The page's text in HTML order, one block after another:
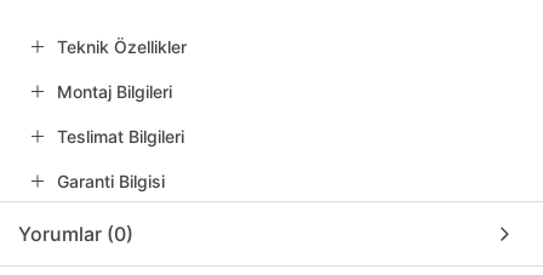
Teknik Özellikler
Montaj Bilgileri
Teslimat Bilgileri
Garanti Bilgisi
Yorumlar (0)